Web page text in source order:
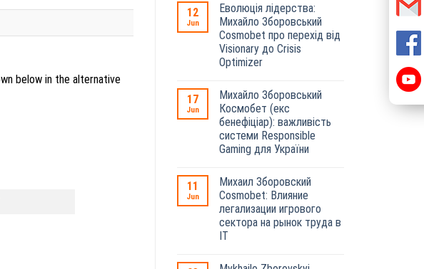
below in the alternative
12
Jun
Еволюція лідерства:
Михайло Зборовський
Cosmobet про перехід від
Visionary до Crisis
Optimizer
17
Jun
Михайло Зборовський
Космобет (екс
бенефіціар): важливість
системи Responsible
Gaming для України
11
Jun
Михаил Зборовский
Cosmobet: Влияние
легализации игрового
сектора на рынок труда в
IT